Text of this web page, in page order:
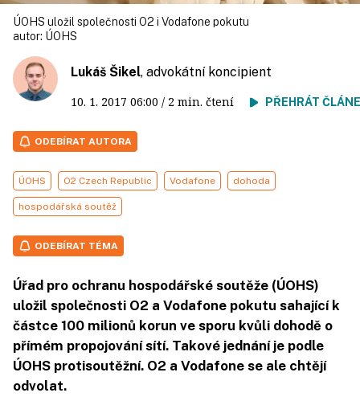
ÚOHS uložil společnosti O2 i Vodafone pokutu
autor: ÚOHS
Lukáš Šikel, advokátní koncipient
10. 1. 2017 06:00 / 2 min. čtení PŘEHRÁT
ODEBÍRAT AUTORA
ÚOHS O2 Czech Republic Vodafone dohoda
hospodářská soutěž
ODEBÍRAT TÉMA
Úřad pro ochranu hospodářské soutěže (ÚOHS)
uložil společnosti O2 a Vodafone pokutu sahající k
částce 100 milionů korun ve sporu kvůli dohodě o
přímém propojování sítí. Takové jednání je podle
ÚOHS protisoutěžní. O2 a Vodafone se ale chtějí
odvolat.